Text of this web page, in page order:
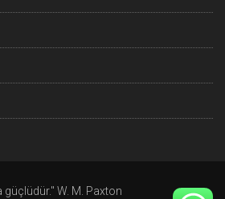
W. M. Paxton